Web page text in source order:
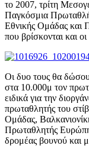
το 2007, τρίτη
Παγκόσμια
Εθνικής Ομάδας και
που βρίσκονται και
Οι δυο τους θα
στα 10.000μ τον
ειδικά για την
πρωταθλητής του
Ομάδας,
Πρωταθλητής Ευρώπης
δρομέας βουνού και